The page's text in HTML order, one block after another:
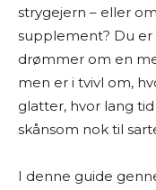
sammenligne
med andre, der
hjemmet.
Jeg laver ikke
Mine “tests” og
strygejern – eller
supplement? Du er
drømmer om en
men er i tvivl om,
glatter, hvor lang
skånsom nok til
I denne guide